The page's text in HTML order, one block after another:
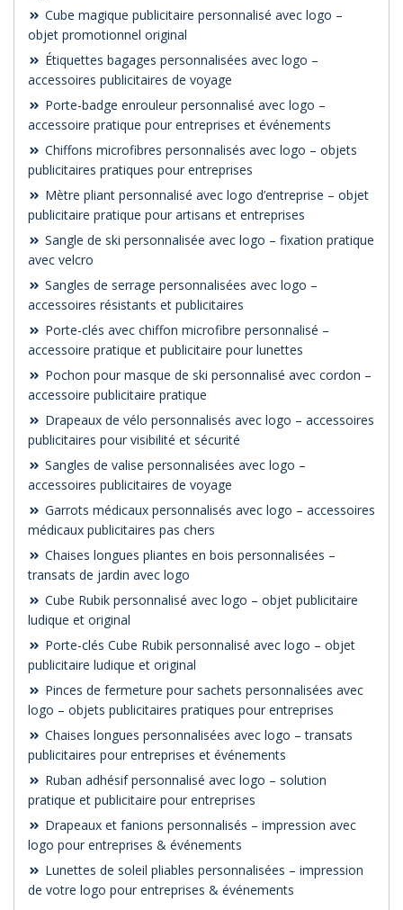
Cube magique publicitaire personnalisé avec logo –
objet promotionnel original
Étiquettes bagages personnalisées avec logo –
accessoires publicitaires de voyage
Porte-badge enrouleur personnalisé avec logo –
accessoire pratique pour entreprises et événements
Chiffons microfibres personnalisés avec logo – objets
publicitaires pratiques pour entreprises
Mètre pliant personnalisé avec logo d’entreprise – objet
publicitaire pratique pour artisans et entreprises
Sangle de ski personnalisée avec logo – fixation pratique
avec velcro
Sangles de serrage personnalisées avec logo –
accessoires résistants et publicitaires
Porte-clés avec chiffon microfibre personnalisé –
accessoire pratique et publicitaire pour lunettes
Pochon pour masque de ski personnalisé avec cordon –
accessoire publicitaire pratique
Drapeaux de vélo personnalisés avec logo – accessoires
publicitaires pour visibilité et sécurité
Sangles de valise personnalisées avec logo –
accessoires publicitaires de voyage
Garrots médicaux personnalisés avec logo – accessoires
médicaux publicitaires pas chers
Chaises longues pliantes en bois personnalisées –
transats de jardin avec logo
Cube Rubik personnalisé avec logo – objet publicitaire
ludique et original
Porte-clés Cube Rubik personnalisé avec logo – objet
publicitaire ludique et original
Pinces de fermeture pour sachets personnalisées avec
logo – objets publicitaires pratiques pour entreprises
Chaises longues personnalisées avec logo – transats
publicitaires pour entreprises et événements
Ruban adhésif personnalisé avec logo – solution
pratique et publicitaire pour entreprises
Drapeaux et fanions personnalisés – impression avec
logo pour entreprises & événements
Lunettes de soleil pliables personnalisées – impression
de votre logo pour entreprises & événements